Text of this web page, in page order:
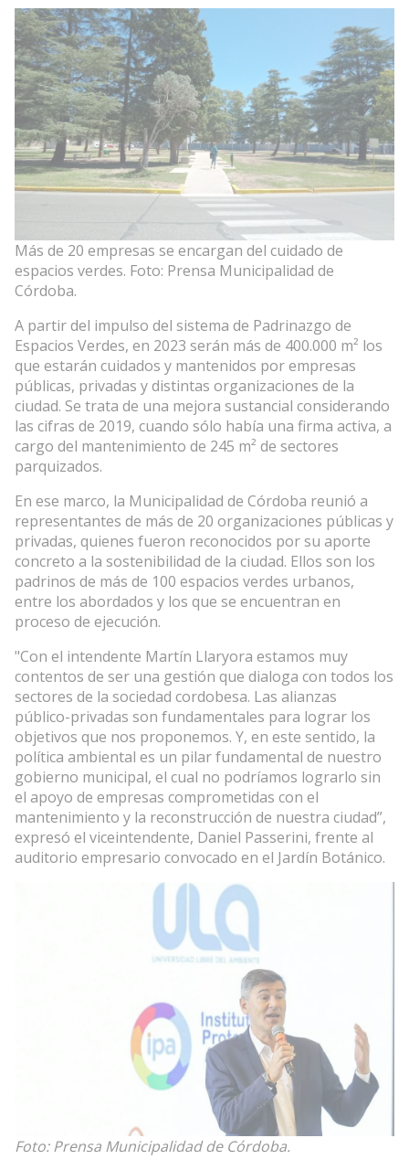
Más de 20 empresas se encargan del cuidado de
espacios verdes. Foto: Prensa Municipalidad de
Córdoba.
A partir del impulso del sistema de Padrinazgo de
Espacios Verdes, en 2023 serán más de 400.000 m² los
que estarán cuidados y mantenidos por empresas
públicas, privadas y distintas organizaciones de la
ciudad. Se trata de una mejora sustancial considerando
las cifras de 2019, cuando sólo había una firma activa, a
cargo del mantenimiento de 245 m² de sectores
parquizados.
En ese marco, la Municipalidad de Córdoba reunió a
representantes de más de 20 organizaciones públicas y
privadas, quienes fueron reconocidos por su aporte
concreto a la sostenibilidad de la ciudad. Ellos son los
padrinos de más de 100 espacios verdes urbanos,
entre los abordados y los que se encuentran en
proceso de ejecución.
"Con el intendente Martín Llaryora estamos muy
contentos de ser una gestión que dialoga con todos los
sectores de la sociedad cordobesa. Las alianzas
público-privadas son fundamentales para lograr los
objetivos que nos proponemos. Y, en este sentido, la
política ambiental es un pilar fundamental de nuestro
gobierno municipal, el cual no podríamos lograrlo sin
el apoyo de empresas comprometidas con el
mantenimiento y la reconstrucción de nuestra ciudad”,
expresó el viceintendente, Daniel Passerini, frente al
auditorio empresario convocado en el Jardín Botánico.
Foto: Prensa Municipalidad de Córdoba.